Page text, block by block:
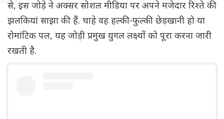
से, इस जोड़े ने अक्सर सोशल मीडिया पर अपने मजेदार रिश्ते की
झलकियां साझा की हैं. चाहे वह हल्की-फुल्की छेड़खानी हो या
रोमांटिक पल, यह जोड़ी प्रमुख युगल लक्ष्यों को पूरा करना जारी
रखती है.